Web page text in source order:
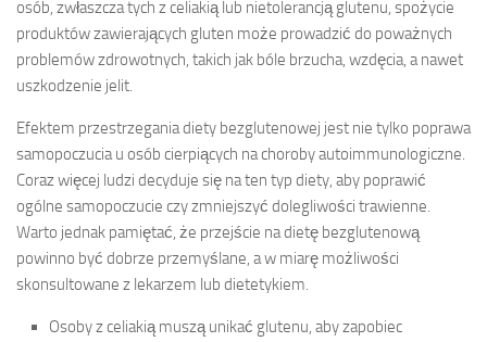
osób, zwłaszcza tych z celiakią lub nietolerancją glutenu, spożycie
produktów zawierających gluten może prowadzić do poważnych
problemów zdrowotnych, takich jak bóle brzucha, wzdęcia, a nawet
uszkodzenie jelit.
Efektem przestrzegania diety bezglutenowej jest nie tylko poprawa
samopoczucia u osób cierpiących na choroby autoimmunologiczne.
Coraz więcej ludzi decyduje się na ten typ diety, aby poprawić
ogólne samopoczucie czy zmniejszyć dolegliwości trawienne.
Warto jednak pamiętać, że przejście na dietę bezglutenową
powinno być dobrze przemyślane, a w miarę możliwości
skonsultowane z lekarzem lub dietetykiem.
Osoby z celiakią muszą unikać glutenu, aby zapobiec